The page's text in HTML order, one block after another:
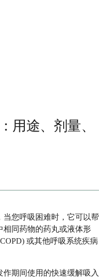
用途、剂量、
您呼吸困难时，它可以帮
相同药物的药丸或液体形
或其他呼吸系统疾病
期间使用的快速缓解吸入